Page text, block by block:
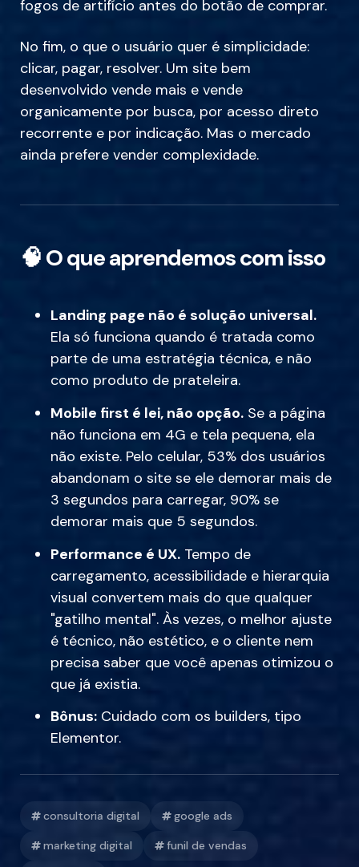
fogos de artifício antes do botão de comprar.
No fim, o que o usuário quer é simplicidade:
clicar, pagar, resolver. Um site bem
desenvolvido vende mais e vende
organicamente por busca, por acesso direto
recorrente e por indicação. Mas o mercado
ainda prefere vender complexidade.
🧠O que aprendemos com isso
Landing page não é solução universal.
Ela só funciona quando é tratada como
parte de uma estratégia técnica, e não
como produto de prateleira.
Mobile first é lei, não opção. Se a página
não funciona em 4G e tela pequena, ela
não existe. Pelo celular, 53% dos usuários
abandonam o site se ele demorar mais de
3 segundos para carregar, 90% se
demorar mais que 5 segundos.
Performance é UX. Tempo de
carregamento, acessibilidade e hierarquia
visual convertem mais do que qualquer
"gatilho mental". Às vezes, o melhor ajuste
é técnico, não estético, e o cliente nem
precisa saber que você apenas otimizou o
que já existia.
Bônus: Cuidado com os builders, tipo
Elementor.
consultoria digital google ads
marketing digital funil de vendas